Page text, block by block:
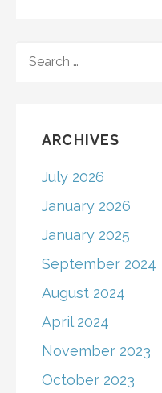
FOR:
ARCHIVES
July 2026
January 2026
January 2025
September 2024
August 2024
April 2024
November 2023
October 2023